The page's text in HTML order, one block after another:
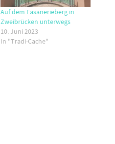
Auf dem Fasanerieberg in
Zweibrücken unterwegs
10. Juni 2023
In "Tradi-Cache"